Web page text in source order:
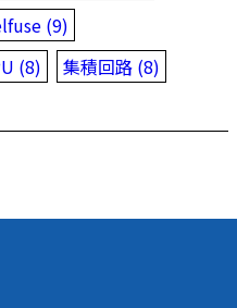
(9)
(8) 集積回路 (8)